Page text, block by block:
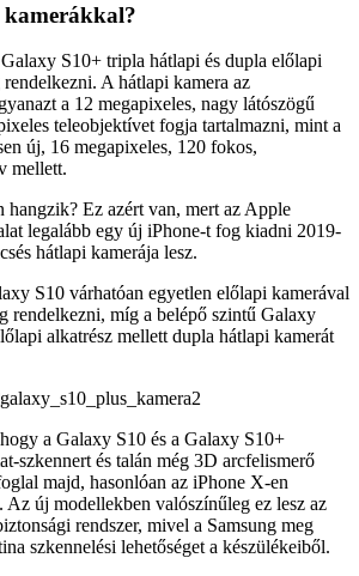
kamerákkal?
S10+ tripla hátlapi és dupla előlapi
A hátlapi kamera az
a 12 megapixeles, nagy látószögű
teleobjektívet fogja tartalmazni, mint a
új, 16 megapixeles, 120 fokos,
mellett.
hangzik? Ez azért van, mert az Apple
legalább egy új iPhone-t fog kiadni 2019-
hátlapi kamerája lesz.
S10 várhatóan egyetlen előlapi kamerával
rendelkezni, míg a belépő szintű Galaxy
alkatrész mellett dupla hátlapi kamerát
a Galaxy S10 és a Galaxy S10+
szkennert és talán még 3D arcfelismerő
majd, hasonlóan az iPhone X-en
új modellekben valószínűleg ez lesz az
rendszer, mivel a Samsung meg
szkennelési lehetőséget a készülékeiből.